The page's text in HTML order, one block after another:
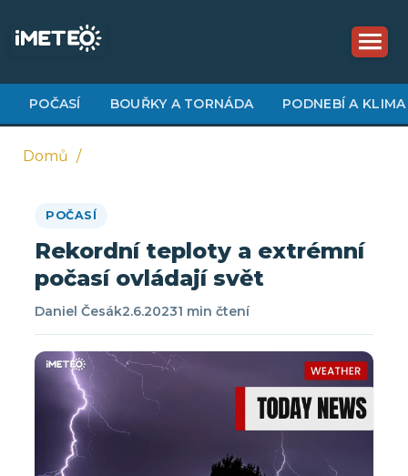
obsahu
POČASÍ BOUŘKY A TORNÁDA PODNEBÍ A KLIMA
navigace
Domů
POČASÍ
Rekordní teploty a extrémní
počasí ovládají svět
Daniel Česák2.6.20231 min čtení